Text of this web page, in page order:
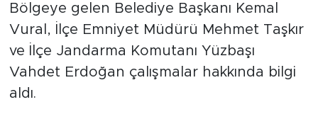
Bölgeye gelen Belediye Başkanı Kemal
Vural, İlçe Emniyet Müdürü Mehmet Taşkır
ve İlçe Jandarma Komutanı Yüzbaşı
Vahdet Erdoğan çalışmalar hakkında bilgi
aldı.